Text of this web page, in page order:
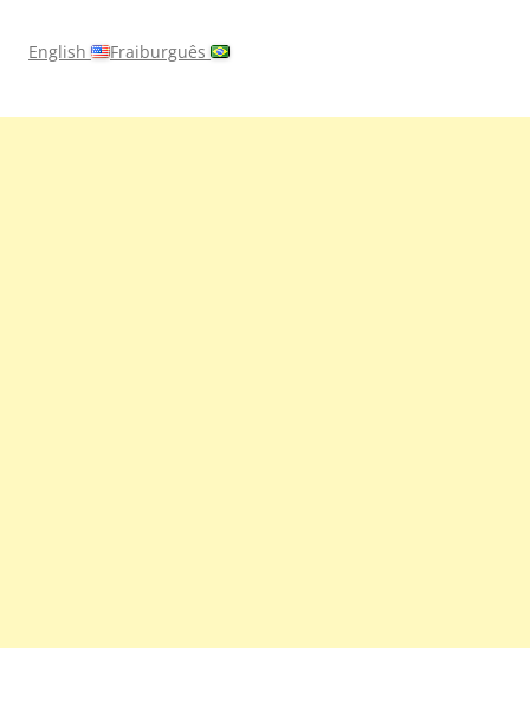
English Fraiburguês